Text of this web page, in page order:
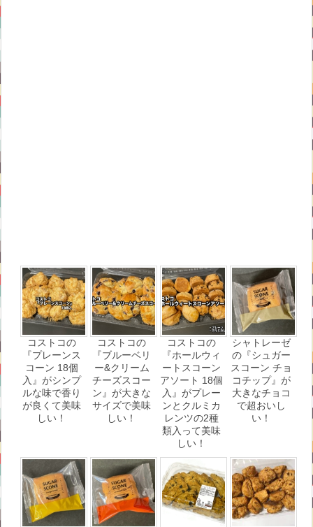
コストコの
『プレーンス
コーン 18個
入』がシンプ
ルな味で香り
が良くて美味
しい！
コストコの
『ブルーベリ
ー&クリーム
チーズスコー
ン』が大きな
サイズで美味
しい！
コストコの
『ホールウィ
ートスコーン
アソート 18個
入』がプレー
ンとクルミカ
レンツの2種
類入って美味
しい！
シャトレーゼ
の『シュガー
スコーン チョ
コチップ』が
大きなチョコ
で超おいし
い！